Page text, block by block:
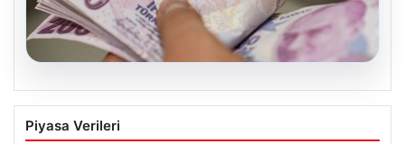
04.08.2026
2026 Kurban Bayramı İkramiyeleri Ne
Zaman Yatacak? Emekli Bayram
Piyasa Verileri